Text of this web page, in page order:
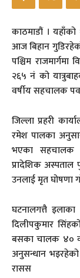
काठमाडौं ।
आज बिहान
पश्चिम
२६५ नं को
वर्षीय सहचालक
जिल्ला प्रहरी
रमेश पालका
भएका सहचालक
प्रादेशिक
उनलाई मृत घोषणा
घटनालगत्तै इलाका
दिलीपकुमार
बसका चालक ४०
अनुसन्धान भइरहेको
रासस